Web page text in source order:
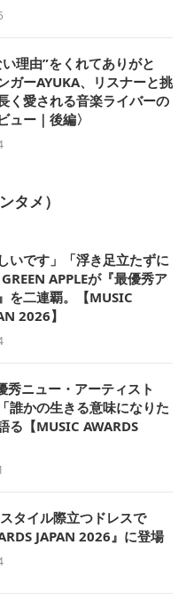
い理由”をくれてありがと
ガーAYUKA、リスナーと挑
く愛される音楽ライバーの
ュー｜後編〉
タメ）
いです」「浮き足立たずに
APPLEが『最優秀ア
を二連覇。【MUSIC
2026】
秀ニュー・アーティスト
誰かの生きる意味になりた
る【MUSIC AWARDS
タイル際立つドレスで
JAPAN 2026』に登場